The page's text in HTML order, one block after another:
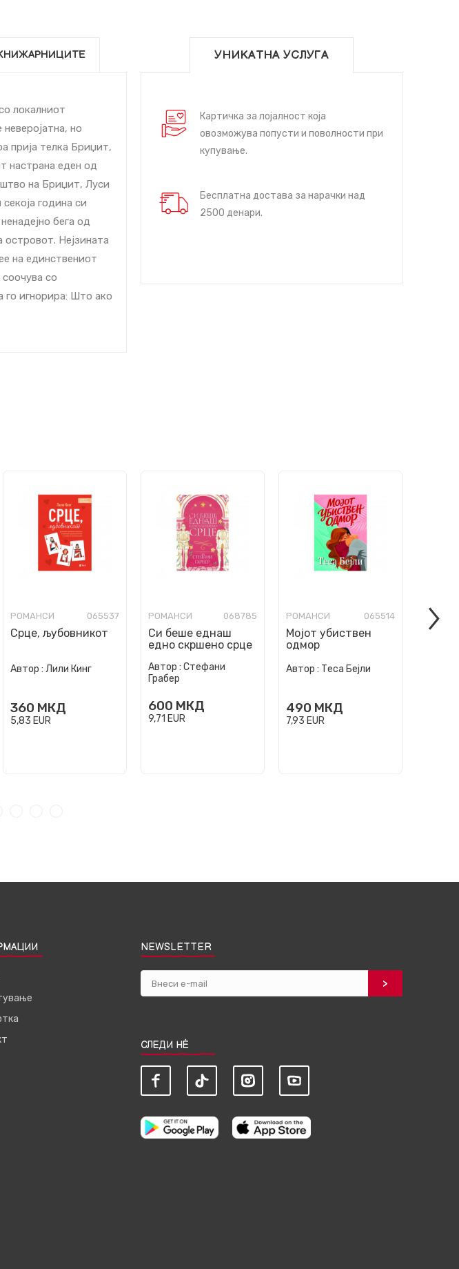
локалниот
но
прија телка Бриџит,
настрана еден од
на Бриџит, Луси
година си
бега од
островот. Нејзината
на единствениот
со
го игнорира: Што ако
УНИКАТНА УСЛУГА
Картичка за лојалност која
овозможува попусти и поволности при
купување.
Бесплатна достава за нарачки над
2500 денари.
РОМАНСИ 065537
Срце, љубовникот
Автор : Лили Кинг
360 МКД
5,83 EUR
РОМАНСИ 068785
Си беше еднаш
едно скршено срце
Автор : Стефани
Грабер
600 МКД
9,71 EUR
РОМАНСИ 065514
Мојот убиствен
одмор
Автор : Теса Бејли
490 МКД
7,93 EUR
NEWSLETTER
СЛЕДИ НЀ